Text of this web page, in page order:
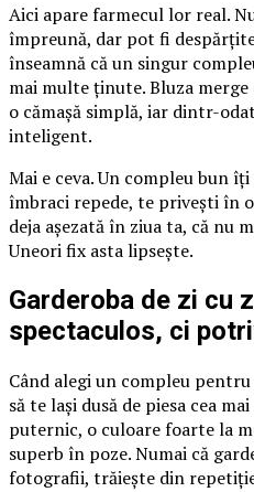
Aici apare farmecul lor real.
împreună, dar pot fi
înseamnă că un singur
mai multe ținute. Bluza
o cămașă simplă, iar dintr-
inteligent.
Mai e ceva. Un compleu bun
îmbraci repede, te privești în
deja așezată în ziua ta, că nu
Uneori fix asta lipsește.
Garderoba de zi cu
spectaculos, ci
Când alegi un compleu
să te lași dusă de piesa cea
puternic, o culoare foarte la
superb în poze. Numai că
fotografii, trăiește din